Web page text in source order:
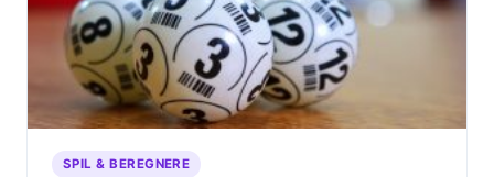
SPIL & BEREGNERE